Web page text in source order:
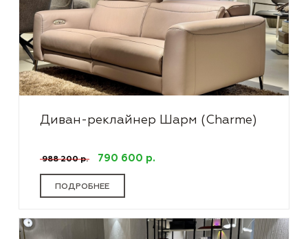
Диван-реклайнер Шарм (Charme)
988 200 р. 790 600 р.
ПОДРОБНЕЕ